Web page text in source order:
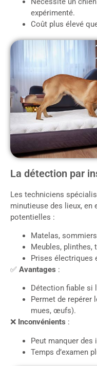
expérimenté.
Coût plus élevé
La détection par
Les techniciens
minutieuse des lieux, en
potentielles :
Matelas,
Meubles, plinthes,
Prises électriques
✅ Avantages :
Détection fiable si
Permet de repérer
mues, œufs).
❌ Inconvénients :
Peut manquer
Temps d’examen